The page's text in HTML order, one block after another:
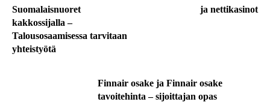
Suomalaisnuoret
kakkossijalla –
Talousosaamisessa tarvitaan
yhteistyötä
ja nettikasinot
Finnair osake ja Finnair osake
tavoitehinta – sijoittajan opas